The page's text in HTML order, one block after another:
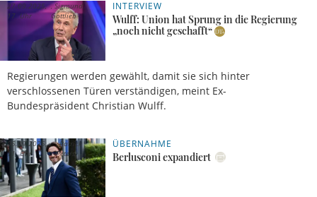
INTERVIEW
Wulff: Union hat Sprung in die Regierung
„noch nicht geschafft“
Regierungen werden gewählt, damit sie sich hinter
verschlossenen Türen verständigen, meint Ex-
Bundespräsident Christian Wulff.
27.09.2025,
17 Uhr
Sigmund
Gottlieb
ÜBERNAHME
Berlusconi expandiert
05.09.2025,
11 Uhr
Patrick
Peters